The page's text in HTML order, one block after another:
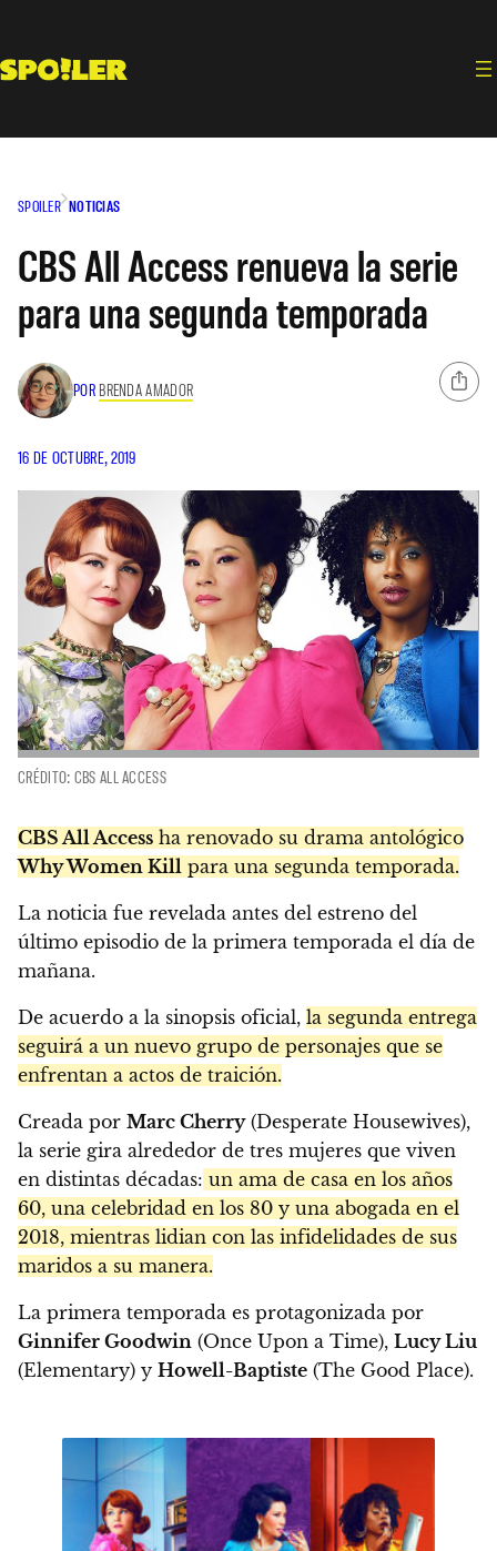
contenido
SPOILER NOTICIAS
CBS All Access renueva la serie
para una segunda temporada
POR BRENDA AMADOR
16 DE OCTUBRE, 2019
CRÉDITO: CBS ALL ACCESS
CBS All Access ha renovado su drama antológico
Why Women Kill para una segunda temporada.
La noticia fue revelada antes del estreno del
último episodio de la primera temporada el día de
mañana.
De acuerdo a la sinopsis oficial, la segunda entrega
seguirá a un nuevo grupo de personajes que se
enfrentan a actos de traición.
Creada por Marc Cherry(Desperate Housewives),
la serie gira alrededor de tres mujeres que viven
en distintas décadas: un ama de casa en los años
60, una celebridad en los 80 y una abogada en el
2018, mientras lidian con las infidelidades de sus
maridos a su manera.
La primera temporada es protagonizada por
Ginnifer Goodwin (Once Upon a Time), Lucy Liu
(Elementary) y Howell-Baptiste (The Good Place).